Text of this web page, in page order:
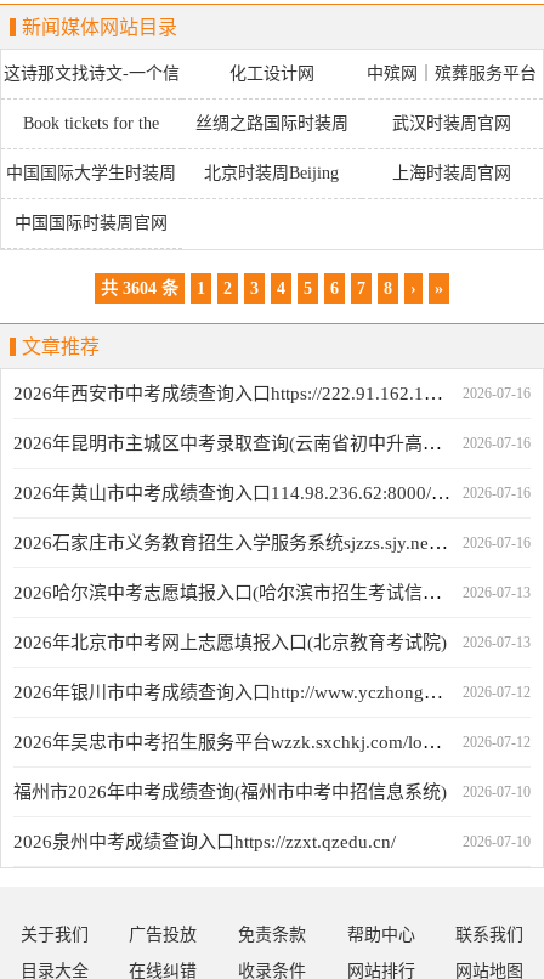
新闻媒体网站目录
这诗那文找诗文-一个信
息资源分享平台
化工设计网 中殡网｜殡葬服务平台
Book tickets for the
Palace Museum
丝绸之路国际时装周 武汉时装周官网
中国国际大学生时装周 北京时装周Beijing 上海时装周官网
中国国际时装周官网
共 3604 条 1 2 3 4 5 6 7 8 › »
文章推荐
2026-07-16
2026年西安市中考成绩查询入口https://222.91.162.190:7172
2026-07-16
2026年昆明市主城区中考录取查询(云南省初中升高中招生管理系统)
2026-07-16
2026年黄山市中考成绩查询入口114.98.236.62:8000/hszy/stucjcxLogin.html
2026-07-16
2026石家庄市义务教育招生入学服务系统sjzzs.sjy.net.cn
2026-07-13
2026哈尔滨中考志愿填报入口(哈尔滨市招生考试信息化管理平台)
2026-07-13
2026年北京市中考网上志愿填报入口(北京教育考试院)
2026-07-12
2026年银川市中考成绩查询入口http://www.yczhongkao.cn
2026-07-12
2026年吴忠市中考招生服务平台wzzk.sxchkj.com/login_home.html
2026-07-10
福州市2026年中考成绩查询(福州市中考中招信息系统)
2026-07-10
2026泉州中考成绩查询入口https://zzxt.qzedu.cn/
关于我们 广告投放 免责条款 帮助中心
联系我们
目录大全
在线纠错 收录条件 网站排行 网站地图